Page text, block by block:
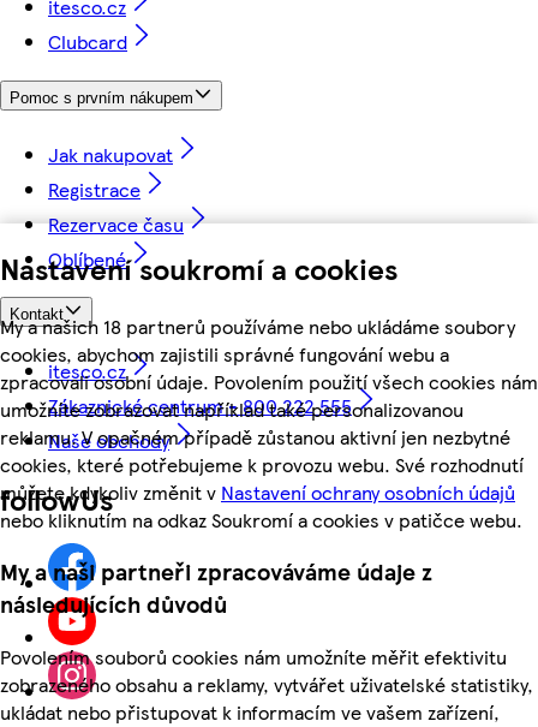
Nastavení soukromí a cookies
My a našich 18 partnerů používáme nebo ukládáme soubory
cookies, abychom zajistili správné fungování webu a
zpracovali osobní údaje. Povolením použití všech cookies nám
umožníte zobrazovat například také personalizovanou
reklamu. V opačném případě zůstanou aktivní jen nezbytné
cookies, které potřebujeme k provozu webu. Své rozhodnutí
můžete kdykoliv změnit v Nastavení ochrany osobních údajů
nebo kliknutím na odkaz Soukromí a cookies v patičce webu.
My a naši partneři zpracováváme údaje z
následujících důvodů
Povolením souborů cookies nám umožníte měřit efektivitu
zobrazeného obsahu a reklamy, vytvářet uživatelské statistiky,
ukládat nebo přistupovat k informacím ve vašem zařízení,
itesco.cz
Clubcard
Pomoc s prvním nákupem
Jak nakupovat
Registrace
Rezervace času
Oblíbené
Kontakt
itesco.cz
Zákaznické centrum - 800 222 555
Naše obchody
followUs